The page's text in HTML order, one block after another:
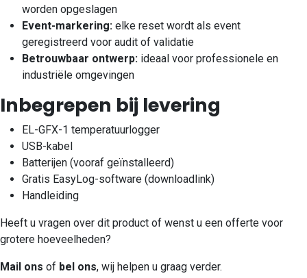
worden opgeslagen
Event-markering: elke reset wordt als event
geregistreerd voor audit of validatie
Betrouwbaar ontwerp: ideaal voor professionele en
industriële omgevingen
Inbegrepen bij levering
EL-GFX-1 temperatuurlogger
USB-kabel
Batterijen (vooraf geïnstalleerd)
Gratis EasyLog-software (downloadlink)
Handleiding
Heeft u vragen over dit product of wenst u een offerte voor
grotere hoeveelheden?
Mail ons of bel ons, wij helpen u graag verder.